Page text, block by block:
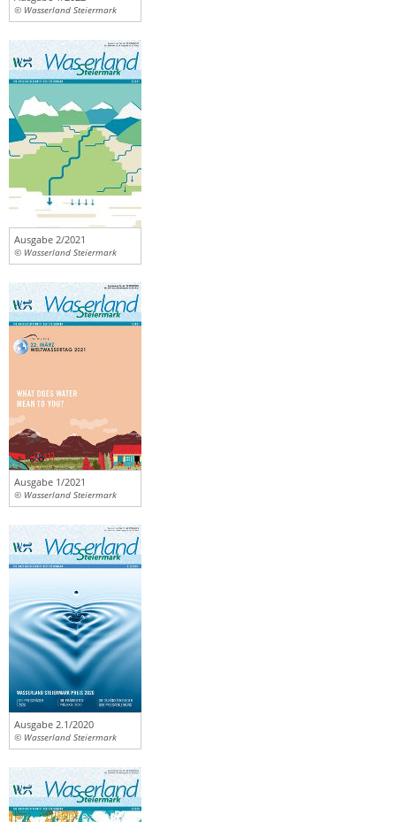
© Wasserland Steiermark
Ausgabe 2/2021
© Wasserland Steiermark
Ausgabe 1/2021
© Wasserland Steiermark
Ausgabe 2.1/2020
© Wasserland Steiermark